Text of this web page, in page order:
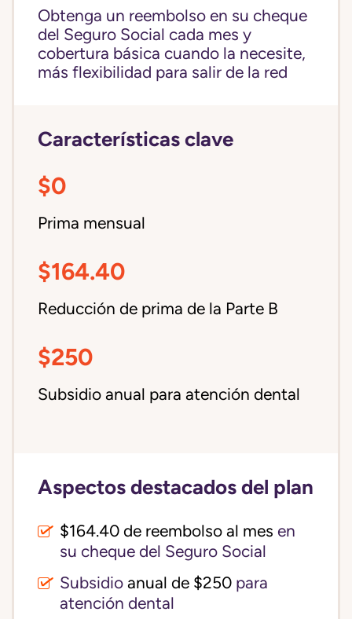
Obtenga un reembolso en su cheque
del Seguro Social cada mes y
cobertura básica cuando la necesite,
más flexibilidad para salir de la red
Características clave
$0
Prima mensual
$164.40
Reducción de prima de la Parte B
$250
Subsidio anual para atención dental
Aspectos destacados del plan
$164.40 de reembolso al mes en
su cheque del Seguro Social
Subsidio anual de $250 para
atención dental